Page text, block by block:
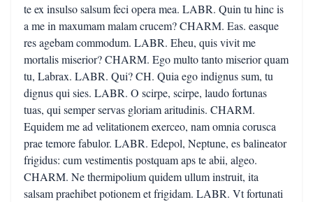
te ex insulso salsum feci opera mea. LABR. Quin tu hinc is
a me in maxumam malam crucem? CHARM. Eas. easque
res agebam commodum. LABR. Eheu, quis vivit me
mortalis miserior? CHARM. Ego multo tanto miserior quam
tu, Labrax. LABR. Qui? CH. Quia ego indignus sum, tu
dignus qui sies. LABR. O scirpe, scirpe, laudo fortunas
tuas, qui semper servas gloriam aritudinis. CHARM.
Equidem me ad velitationem exerceo, nam omnia corusca
prae temore fabulor. LABR. Edepol, Neptune, es balineator
frigidus: cum vestimentis postquam aps te abii, algeo.
CHARM. Ne thermipolium quidem ullum instruit, ita
salsam praehibet potionem et frigidam. LABR. Vt fortunati